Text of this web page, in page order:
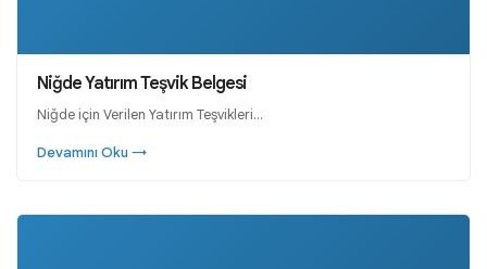
Niğde Yatırım Teşvik Belgesi
Niğde için Verilen Yatırım Teşvikleri…
Devamını Oku →